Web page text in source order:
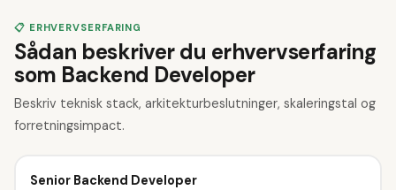
📋 ERHVERVSERFARING
Sådan beskriver du erhvervserfaring
som Backend Developer
Beskriv teknisk stack, arkitekturbeslutninger, skaleringstal og
forretningsimpact.
Senior Backend Developer